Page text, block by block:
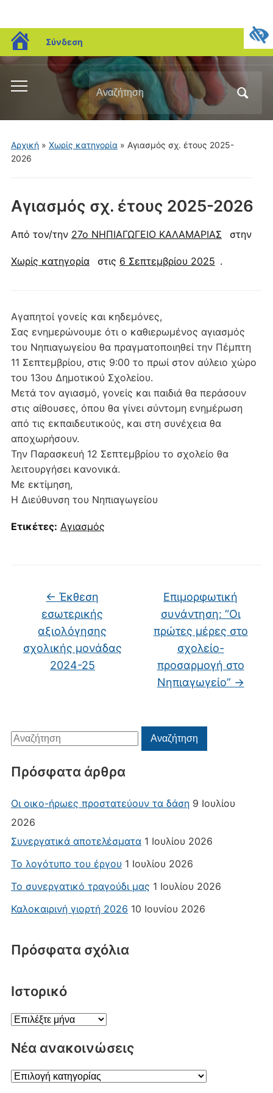
blogs.sch.gr
Σύνδεση
Εναλλαγή
μενού
για
κινητά
Αναζήτηση
για:
Αρχική» Χωρίς κατηγορία » Αγιασμός σχ. έτους 2025-
2026
Αναζήτηση
για:
Αναζήτηση
Πρόσφατα άρθρα
Οι οικο-ήρωες προστατεύουν τα δάση 9 Ιουλίου
2026
Συνεργατικά αποτελέσματα 1 Ιουλίου 2026
Το λογότυπο του έργου 1 Ιουλίου 2026
Το συνεργατικό τραγούδι μας 1 Ιουλίου 2026
Καλοκαιρινή γιορτή 2026 10 Ιουνίου 2026
Πρόσφατα σχόλια
Ιστορικό
Ιστορικό
Νέα ανακοινώσεις
Νέα
Αγιασμός σχ. έτους 2025-2026
Από τον/την 27ο ΝΗΠΙΑΓΩΓΕΙΟ ΚΑΛΑΜΑΡΙΑΣ στην
Χωρίς κατηγορία στις 6 Σεπτεμβρίου 2025 .
Αγαπητοί γονείς και κηδεμόνες,
Σας ενημερώνουμε ότι ο καθιερωμένος αγιασμός
του Νηπιαγωγείου θα πραγματοποιηθεί την Πέμπτη
11 Σεπτεμβρίου, στις 9:00 το πρωί στον αύλειο χώρο
του 13ου Δημοτικού Σχολείου.
Μετά τον αγιασμό, γονείς και παιδιά θα περάσουν
στις αίθουσες, όπου θα γίνει σύντομη ενημέρωση
από τις εκπαιδευτικούς, και στη συνέχεια θα
αποχωρήσουν.
Την Παρασκευή 12 Σεπτεμβρίου το σχολείο θα
λειτουργήσει κανονικά.
Με εκτίμηση,
Η Διεύθυνση του Νηπιαγωγείου
Ετικέτες: Αγιασμός
← Έκθεση
εσωτερικής
αξιολόγησης
σχολικής μονάδας
2024-25
Επιμορφωτική
συνάντηση: “Οι
πρώτες μέρες στο
σχολείο-
προσαρμογή στο
Νηπιαγωγείο” →